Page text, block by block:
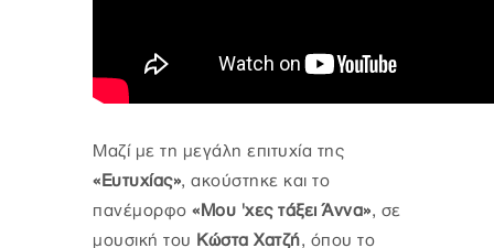
Μαζί με τη μεγάλη επιτυχία της
«Ευτυχίας», ακούστηκε και το
πανέμορφο «Μου 'χες τάξει Άννα», σε
μουσική του Κώστα Χατζή, όπου το